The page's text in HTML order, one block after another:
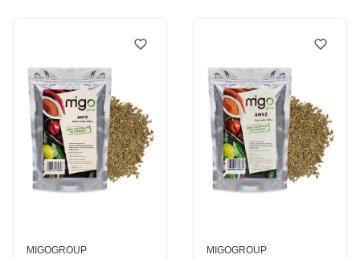
PRODUCENT
MIGOGROUP PRODUCENT
MIGOGROUP